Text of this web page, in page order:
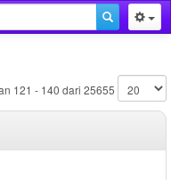
121 - 140 dari 25655